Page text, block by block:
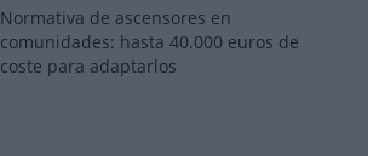
Normativa de ascensores en
comunidades: hasta 40.000 euros de
coste para adaptarlos